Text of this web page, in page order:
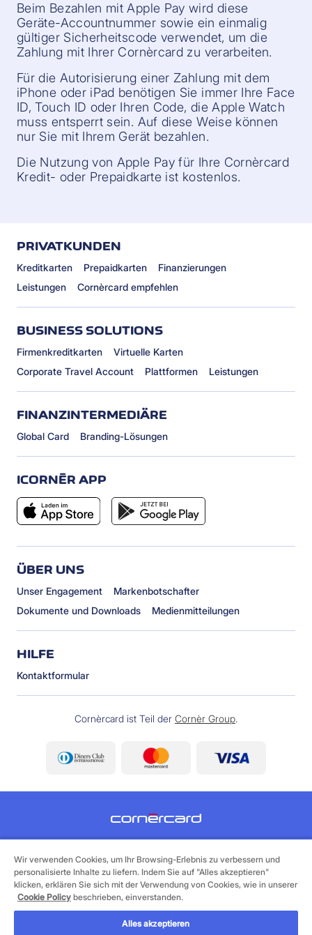
Beim Bezahlen mit Apple Pay wird diese
Geräte-Accountnummer sowie ein einmalig
gültiger Sicherheitscode verwendet, um die
Zahlung mit Ihrer Cornèrcard zu verarbeiten.
Für die Autorisierung einer Zahlung mit dem
iPhone oder iPad benötigen Sie immer Ihre Face
ID, Touch ID oder Ihren Code, die Apple Watch
muss entsperrt sein. Auf diese Weise können
nur Sie mit Ihrem Gerät bezahlen.
Die Nutzung von Apple Pay für Ihre Cornèrcard
Kredit- oder Prepaidkarte ist kostenlos.
PRIVATKUNDEN
Kreditkarten Prepaidkarten
Finanzierungen
Leistungen
Cornèrcard empfehlen
BUSINESS SOLUTIONS
Firmenkreditkarten
Virtuelle Karten
Corporate Travel Account
Plattformen Leistungen
FINANZINTERMEDIÄRE
Global Card Branding-Lösungen
ICORNÈR APP
ÜBER UNS
Unser Engagement
Markenbotschafter
Dokumente und Downloads
Medienmitteilungen
HILFE
Kontaktformular
Cornèrcard ist Teil der Cornèr Group.
Via Canova 16, 6901 Lugano
Legales Cookie Policy Datenschutzerklärung
Wir verwenden Cookies, um Ihr Browsing-Erlebnis zu verbessern und
personalisierte Inhalte zu liefern. Indem Sie auf "Alles akzeptieren"
klicken, erklären Sie sich mit der Verwendung von Cookies, wie in unserer
Cookie Policy beschrieben, einverstanden.
Alles akzeptieren